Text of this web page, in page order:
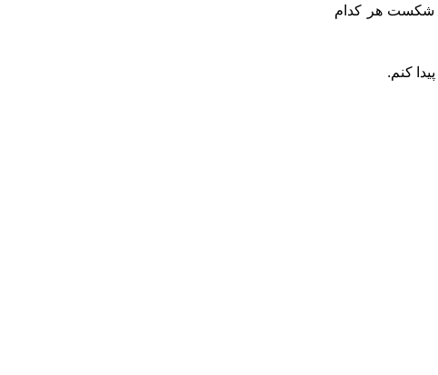
شکست هر کدام
کنم.